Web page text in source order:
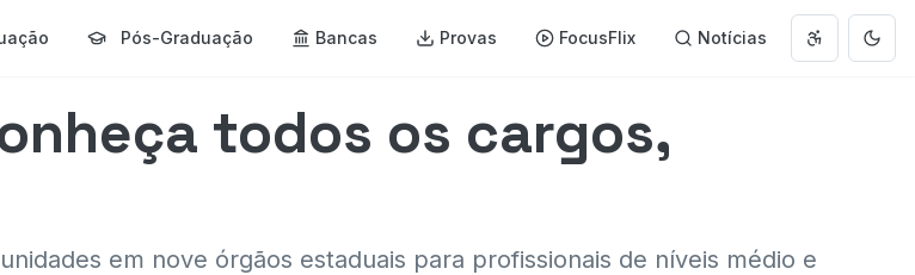
Pós-Graduação Bancas Provas FocusFlix Notícias Abrir menu
todos os cargos,
em nove órgãos estaduais para profissionais de níveis médio e